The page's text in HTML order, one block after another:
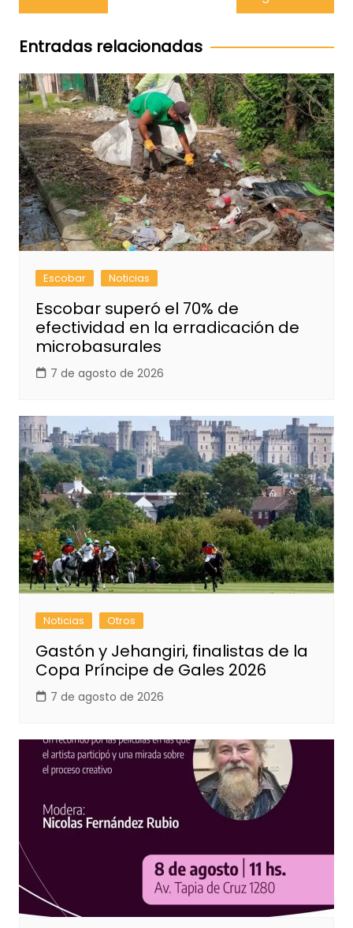
de
entradas
Entradas relacionadas
Escobar Noticias
Escobar superó el 70% de
efectividad en la erradicación de
microbasurales
7 de agosto de 2026
Noticias Otros
Gastón y Jehangiri, finalistas de la
Copa Príncipe de Gales 2026
7 de agosto de 2026